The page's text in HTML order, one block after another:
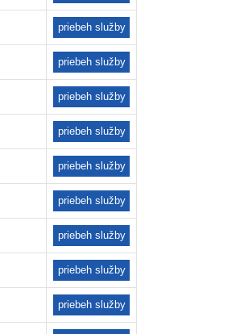
priebeh služby
priebeh služby
priebeh služby
priebeh služby
priebeh služby
priebeh služby
priebeh služby
priebeh služby
priebeh služby